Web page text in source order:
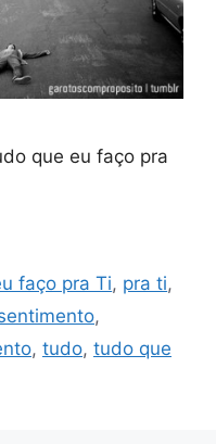
que eu faço pra
faço pra Ti, pra ti,
,
, tudo, tudo que